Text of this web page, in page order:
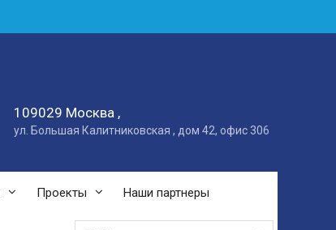
109029 Москва ,
ул. Большая Калитниковская , дом 42, офис 306
Проекты Наши партнеры
Поиск: